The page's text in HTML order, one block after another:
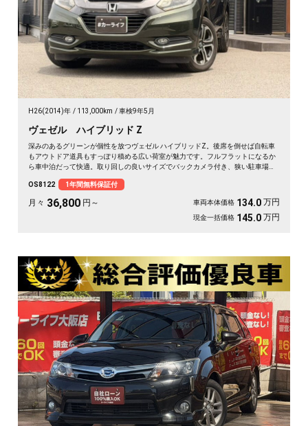
H26(2014)年 113,000km 車検9年5月
ヴェゼル ハイブリッド Z
深みのあるグリーンが個性を放つヴェゼル ハイブリッドZ。後席を倒せば自転車
もアウトドア道具もすっぽり積める広い荷室が魅力です。フルフラットになるか
ら車中泊だって快適。取り回しの良いサイズでバックカメラ付き、狭い駐車場も
コーダー付きで万が一の時も映像で安心。走りに彩りを添える一台です《1年保
証付》🚗✨💚💺😎
OS8122 1年間無料保証付
月々 36,800 円～ 車両本体価格 134.0 万円
現金一括価格 145.0 万円